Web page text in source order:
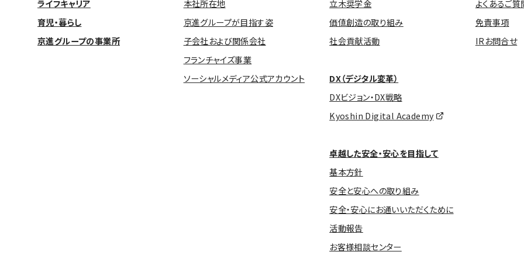
ライフキャリア
育児・暮らし
京進グループの事業所
本社所在地
京進グループが目指す姿
子会社および関係会社
フランチャイズ事業
ソーシャルメディア公式アカウント
立木奨学金
価値創造の取り組み
社会貢献活動
DX（デジタル変革）
DXビジョン・DX戦略
Kyoshin Digital Academy
卓越した安全・安心を目指して
基本方針
安全と安心への取り組み
安全・安心にお通いいただくために
活動報告
お客様相談センター
よくあるご質
免責事項
IRお問合せ